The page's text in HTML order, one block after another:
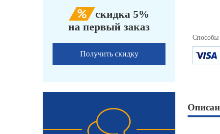
скидка 5%
на первый заказ
Получить скидку
Способы